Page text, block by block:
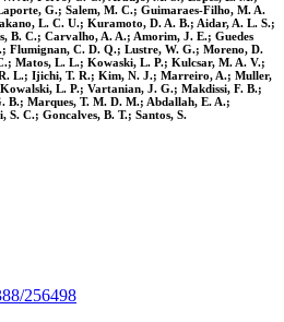
G.; Salem, M. C.; Guimaraes-Filho, M. A.
L. C. U.; Kuramoto, D. A. B.; Aidar, A. L. S.;
B. C.; Carvalho, A. A.; Amorim, J. E.; Guedes
Flumignan, C. D. Q.; Lustre, W. G.; Moreno, D.
Matos, L. L.; Kowaski, L. P.; Kulcsar, M. A. V.;
R. L.; Ijichi, T. R.; Kim, N. J.; Marreiro, A.; Muller,
L. P.; Vartanian, J. G.; Makdissi, F. B.;
B.; Marques, T. M. D. M.; Abdallah, E. A.;
S. C.; Goncalves, B. T.; Santos, S.
256498